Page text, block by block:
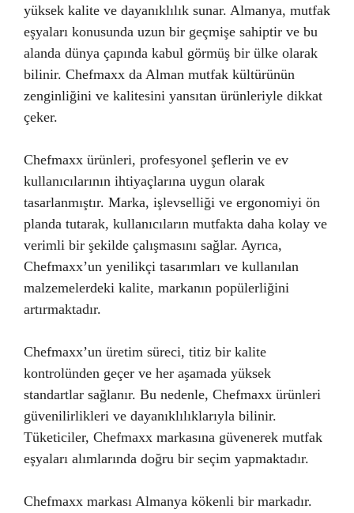
yüksek kalite ve dayanıklılık sunar. Almanya, mutfak
eşyaları konusunda uzun bir geçmişe sahiptir ve bu
alanda dünya çapında kabul görmüş bir ülke olarak
bilinir. Chefmaxx da Alman mutfak kültürünün
zenginliğini ve kalitesini yansıtan ürünleriyle dikkat
çeker.
Chefmaxx ürünleri, profesyonel şeflerin ve ev
kullanıcılarının ihtiyaçlarına uygun olarak
tasarlanmıştır. Marka, işlevselliği ve ergonomiyi ön
planda tutarak, kullanıcıların mutfakta daha kolay ve
verimli bir şekilde çalışmasını sağlar. Ayrıca,
Chefmaxx’un yenilikçi tasarımları ve kullanılan
malzemelerdeki kalite, markanın popülerliğini
artırmaktadır.
Chefmaxx’un üretim süreci, titiz bir kalite
kontrolünden geçer ve her aşamada yüksek
standartlar sağlanır. Bu nedenle, Chefmaxx ürünleri
güvenilirlikleri ve dayanıklılıklarıyla bilinir.
Tüketiciler, Chefmaxx markasına güvenerek mutfak
eşyaları alımlarında doğru bir seçim yapmaktadır.
Chefmaxx markası Almanya kökenli bir markadır.